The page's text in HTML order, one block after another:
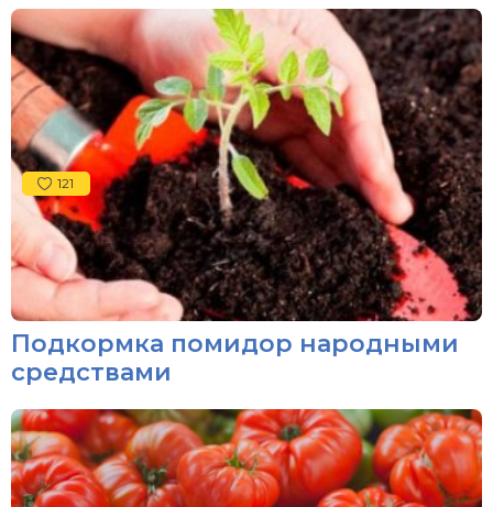
121
Подкормка помидор народными
средствами